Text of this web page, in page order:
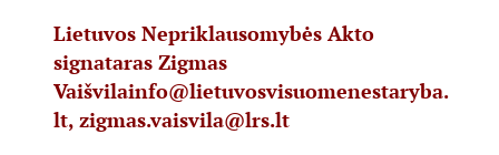
Lietuvos Nepriklausomybės Akto
signataras Zigmas
Vaišvilainfo@lietuvosvisuomenestaryba.
lt, zigmas.vaisvila@lrs.lt